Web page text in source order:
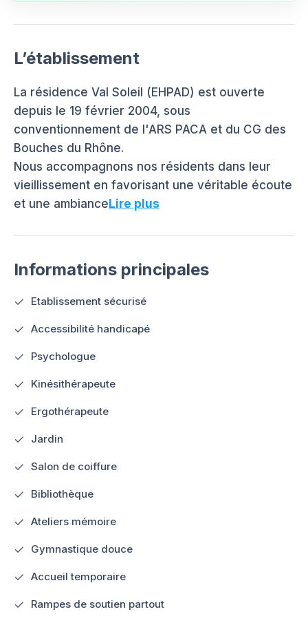
L’établissement
La résidence Val Soleil (EHPAD) est ouverte
depuis le 19 février 2004, sous
conventionnement de l'ARS PACA et du CG des
Bouches du Rhône.
Nous accompagnons nos résidents dans leur
vieillissement en favorisant une véritable écoute
et une ambianceLire plus
Informations principales
Etablissement sécurisé
Accessibilité handicapé
Psychologue
Kinésithérapeute
Ergothérapeute
Jardin
Salon de coiffure
Bibliothèque
Ateliers mémoire
Gymnastique douce
Accueil temporaire
Rampes de soutien partout